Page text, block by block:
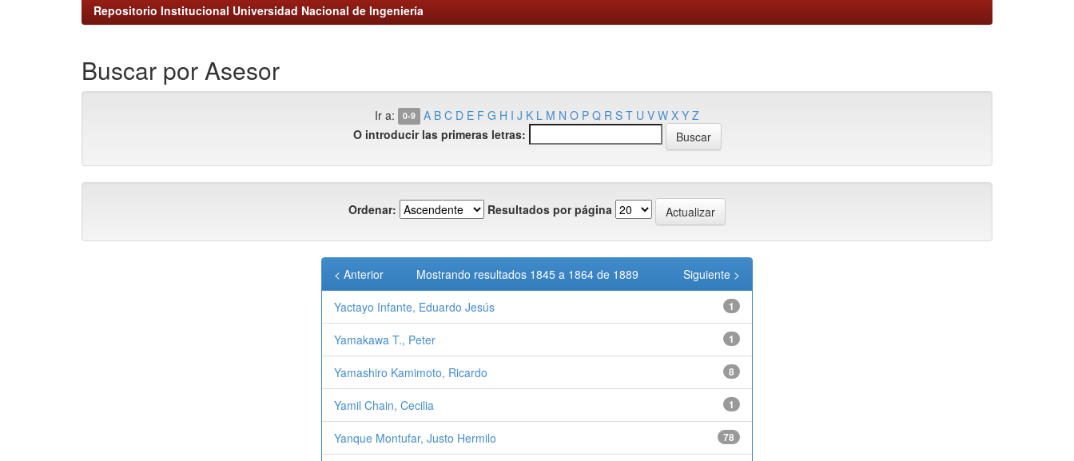
Repositorio Institucional Universidad Nacional de Ingeniería
Buscar por Asesor
Ir a: 0-9 A B C D E F G H I J K L M N O P Q R S T U V W X Y Z
O introducir las primeras letras:
Ordenar: Resultados por página
Mostrando resultados 1845 a 1864 de 1889
< Anterior Siguiente >
Yactayo Infante, Eduardo Jesús 1
Yamakawa T., Peter 1
Yamashiro Kamimoto, Ricardo 8
Yamil Chain, Cecilia 1
Yanque Montufar, Justo Hermilo 78